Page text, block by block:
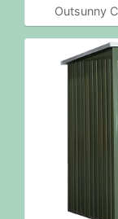
Outsunny